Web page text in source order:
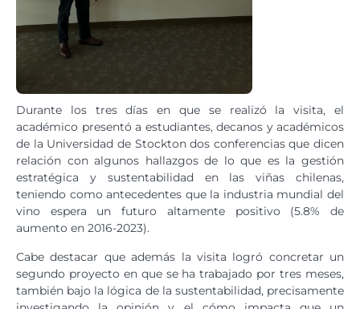
Durante los tres días en que se realizó la visita, el
académico presentó a estudiantes, decanos y académicos
de la Universidad de Stockton dos conferencias que dicen
relación con algunos hallazgos de lo que es la gestión
estratégica y sustentabilidad en las viñas chilenas,
teniendo como antecedentes que la industria mundial del
vino espera un futuro altamente positivo (5.8% de
aumento en 2016-2023).
Cabe destacar que además la visita logró concretar un
segundo proyecto en que se ha trabajado por tres meses,
también bajo la lógica de la sustentabilidad, precisamente